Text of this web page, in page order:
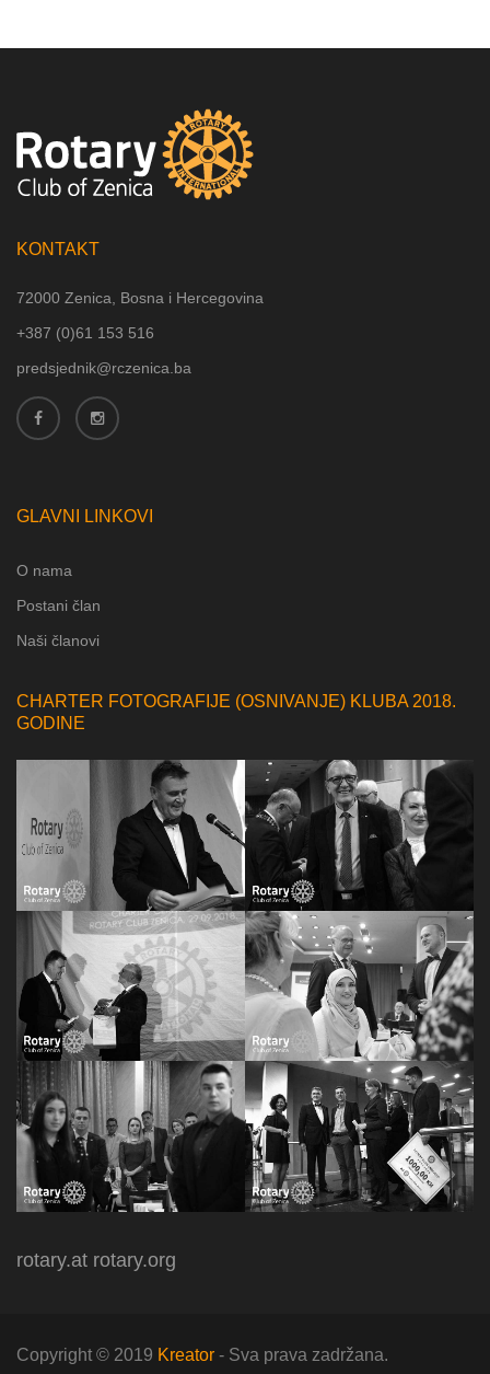
KONTAKT
72000 Zenica, Bosna i Hercegovina
+387 (0)61 153 516
predsjednik@rczenica.ba
GLAVNI LINKOVI
O nama
Postani član
Naši članovi
CHARTER FOTOGRAFIJE (OSNIVANJE) KLUBA 2018.
GODINE
rotary.at rotary.org
Copyright © 2019 Kreator - Sva prava zadržana.